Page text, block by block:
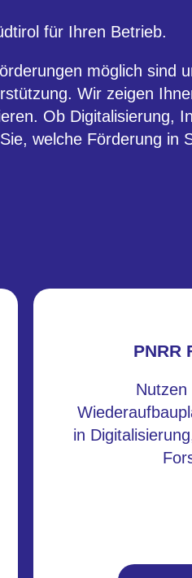
für Ihren Betrieb.
möglich sind
Wir zeigen
Ob Digitalisierung,
welche Förderung in
PNRR
Nutzen
in